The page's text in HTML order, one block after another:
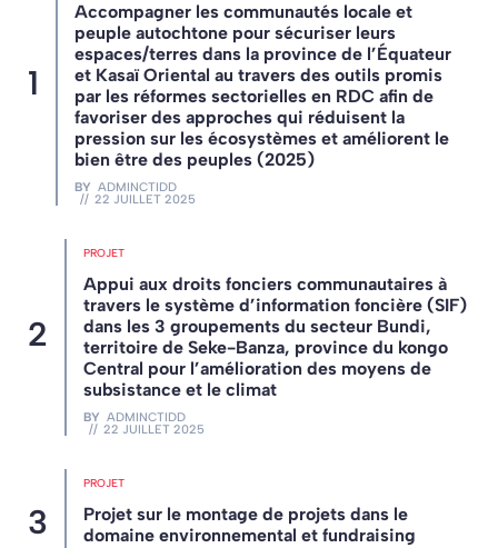
Accompagner les communautés locale et
peuple autochtone pour sécuriser leurs
espaces/terres dans la province de l’Équateur
et Kasaï Oriental au travers des outils promis
par les réformes sectorielles en RDC afin de
favoriser des approches qui réduisent la
pression sur les écosystèmes et améliorent le
bien être des peuples (2025)
BY ADMINCTIDD
22 JUILLET 2025
PROJET
Appui aux droits fonciers communautaires à
travers le système d’information foncière (SIF)
dans les 3 groupements du secteur Bundi,
territoire de Seke-Banza, province du kongo
Central pour l’amélioration des moyens de
subsistance et le climat
BY ADMINCTIDD
22 JUILLET 2025
PROJET
Projet sur le montage de projets dans le
domaine environnemental et fundraising